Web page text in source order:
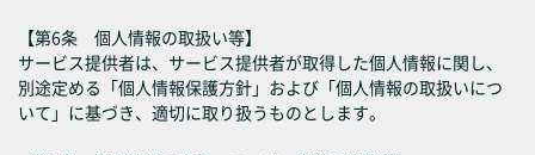
【第6条 個人情報の取扱い等】
サービス提供者は、サービス提供者が取得した個人情報に関し、
別途定める「個人情報保護方針」および「個人情報の取扱いにつ
いて」に基づき、適切に取り扱うものとします。